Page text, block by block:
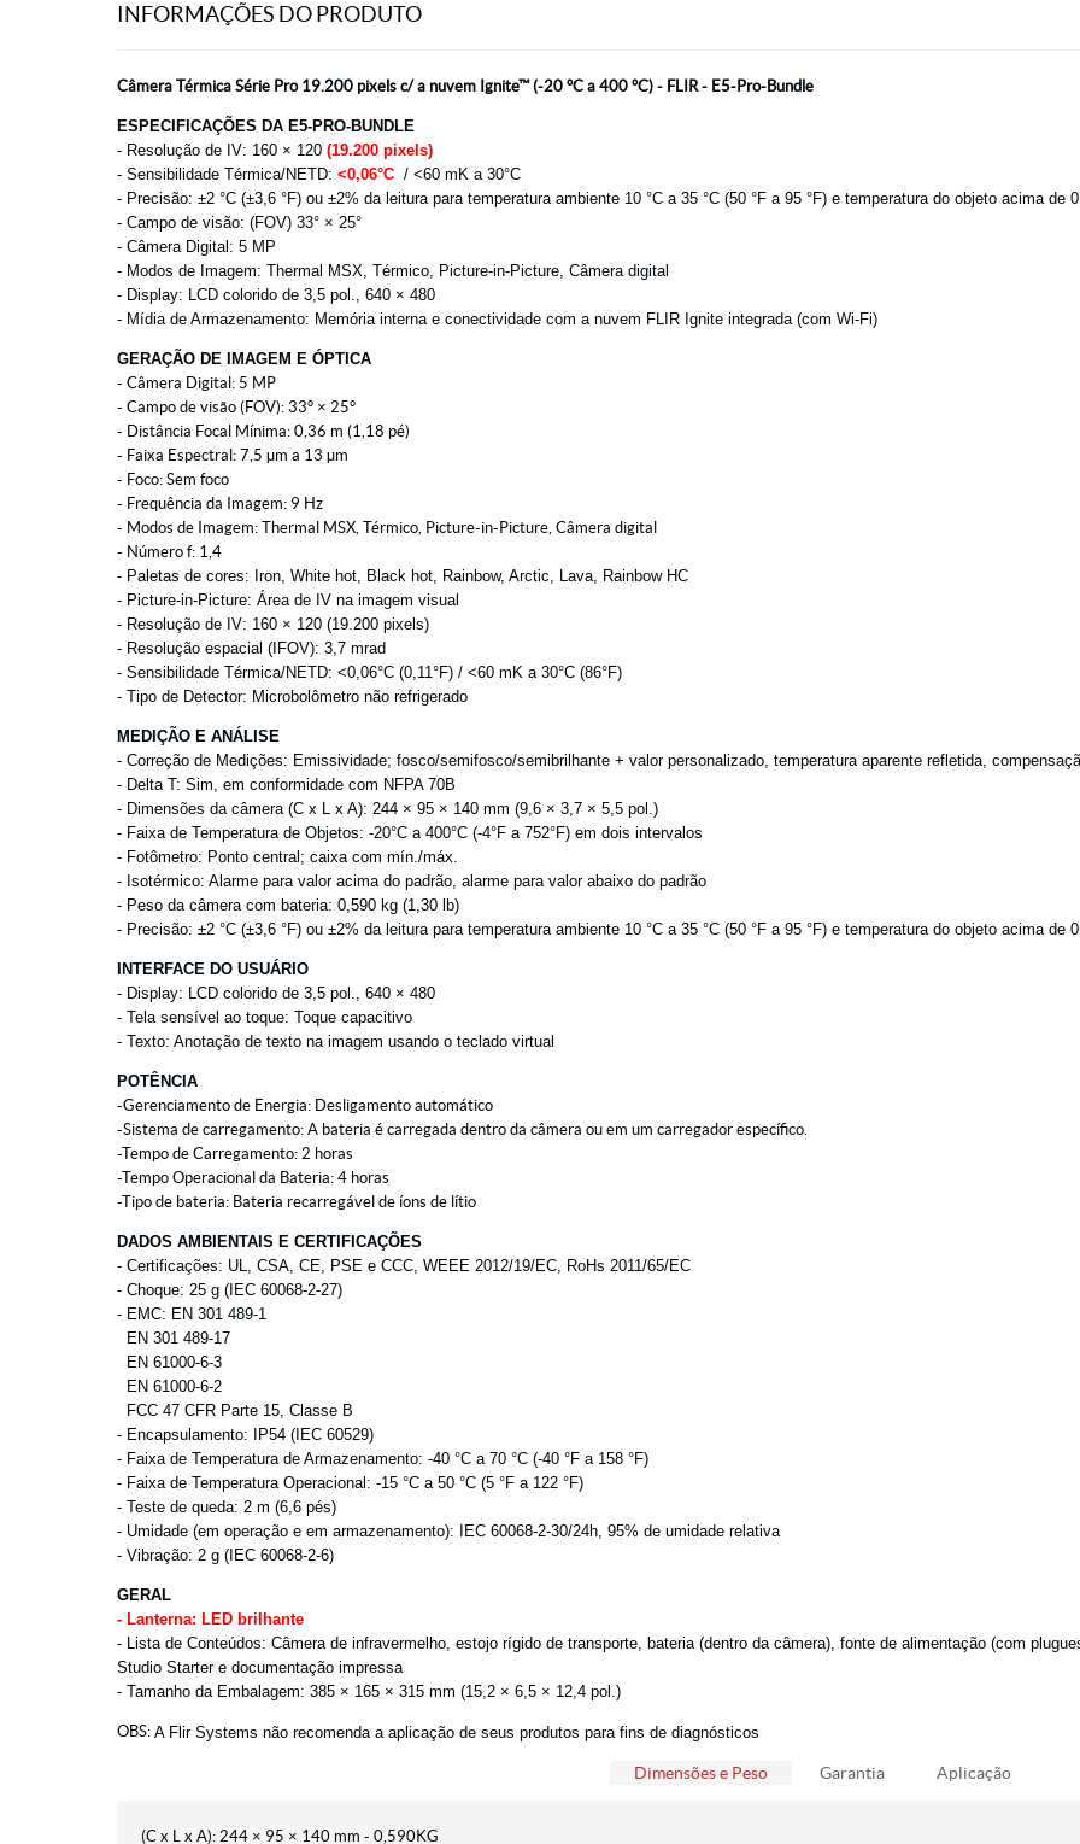
INFORMAÇÕES DO PRODUTO
Câmera Térmica Série Pro 19.200 pixels c/ a nuvem Ignite™ (-20 °C a 400 °C) - FLIR - E5-Pro-Bundle
ESPECIFICAÇÕES DA E5-PRO-BUNDLE
- Resolução de IV: 160 × 120 (19.200 pixels)
- Sensibilidade Térmica/NETD: <0,06°C / <60 mK a 30°C
- Precisão: ±2 °C (±3,6 °F) ou ±2% da leitura para temperatura ambiente 10 °C a 35 °C (50 °F a 95 °F) e temperatura do objeto acima de 0
- Campo de visão: (FOV) 33° × 25°
- Câmera Digital: 5 MP
- Modos de Imagem: Thermal MSX, Térmico, Picture-in-Picture, Câmera digital
- Display: LCD colorido de 3,5 pol., 640 × 480
- Mídia de Armazenamento: Memória interna e conectividade com a nuvem FLIR Ignite integrada (com Wi-Fi)
GERAÇÃO DE IMAGEM E ÓPTICA
- Câmera Digital: 5 MP
- Campo de visão (FOV): 33° × 25°
- Distância Focal Mínima: 0,36 m (1,18 pé)
- Faixa Espectral: 7,5 µm a 13 µm
- Foco: Sem foco
- Frequência da Imagem: 9 Hz
- Modos de Imagem: Thermal MSX, Térmico, Picture-in-Picture, Câmera digital
- Número f: 1,4
- Paletas de cores: Iron, White hot, Black hot, Rainbow, Arctic, Lava, Rainbow HC
- Picture-in-Picture: Área de IV na imagem visual
- Resolução de IV: 160 × 120 (19.200 pixels)
- Resolução espacial (IFOV): 3,7 mrad
- Sensibilidade Térmica/NETD: <0,06°C (0,11°F) / <60 mK a 30°C (86°F)
- Tipo de Detector: Microbolômetro não refrigerado
MEDIÇÃO E ANÁLISE
- Correção de Medições: Emissividade; fosco/semifosco/semibrilhante + valor personalizado, temperatura aparente refletida,
- Delta T: Sim, em conformidade com NFPA 70B
- Dimensões da câmera (C x L x A): 244 × 95 × 140 mm (9,6 × 3,7 × 5,5 pol.)
- Faixa de Temperatura de Objetos: -20°C a 400°C (-4°F a 752°F) em dois intervalos
- Fotômetro: Ponto central; caixa com mín./máx.
- Isotérmico: Alarme para valor acima do padrão, alarme para valor abaixo do padrão
- Peso da câmera com bateria: 0,590 kg (1,30 lb)
- Precisão: ±2 °C (±3,6 °F) ou ±2% da leitura para temperatura ambiente 10 °C a 35 °C (50 °F a 95 °F) e temperatura do objeto acima de 0
INTERFACE DO USUÁRIO
- Display: LCD colorido de 3,5 pol., 640 × 480
- Tela sensível ao toque: Toque capacitivo
- Texto: Anotação de texto na imagem usando o teclado virtual
POTÊNCIA
-Gerenciamento de Energia: Desligamento automático
-Sistema de carregamento: A bateria é carregada dentro da câmera ou em um carregador específico.
-Tempo de Carregamento: 2 horas
-Tempo Operacional da Bateria: 4 horas
-Tipo de bateria: Bateria recarregável de íons de lítio
DADOS AMBIENTAIS E CERTIFICAÇÕES
- Certificações: UL, CSA, CE, PSE e CCC, WEEE 2012/19/EC, RoHs 2011/65/EC
- Choque: 25 g (IEC 60068-2-27)
- EMC: EN 301 489-1
EN 301 489-17
EN 61000-6-3
EN 61000-6-2
FCC 47 CFR Parte 15, Classe B
- Encapsulamento: IP54 (IEC 60529)
- Faixa de Temperatura de Armazenamento: -40 °C a 70 °C (-40 °F a 158 °F)
- Faixa de Temperatura Operacional: -15 °C a 50 °C (5 °F a 122 °F)
- Teste de queda: 2 m (6,6 pés)
- Umidade (em operação e em armazenamento): IEC 60068-2-30/24h, 95% de umidade relativa
- Vibração: 2 g (IEC 60068-2-6)
GERAL
- Lanterna: LED brilhante
- Lista de Conteúdos: Câmera de infravermelho, estojo rígido de transporte, bateria (dentro da câmera), fonte de alimentação (com
Studio Starter e documentação impressa
- Tamanho da Embalagem: 385 × 165 × 315 mm (15,2 × 6,5 × 12,4 pol.)
OBS: A Flir Systems não recomenda a aplicação de seus produtos para fins de diagnósticos
Dimensões e Peso Garantia Aplicação
(C x L x A): 244 × 95 × 140 mm - 0,590KG